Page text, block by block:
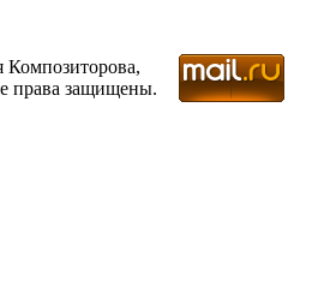
права защищены.